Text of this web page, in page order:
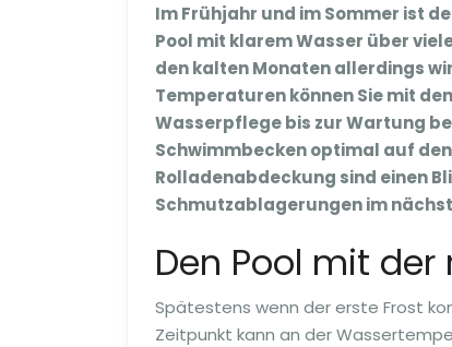
Im Frühjahr und im Sommer ist
Pool mit klarem Wasser über
den kalten Monaten allerdings
Temperaturen können Sie mit
Wasserpflege bis zur Wartung
Schwimmbecken optimal auf
Rolladenabdeckung sind einen
Schmutzablagerungen im
Den Pool mit
Spätestens wenn der erste Frost
Zeitpunkt kann an der